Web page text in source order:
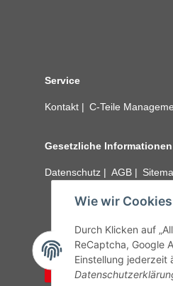
Wie wir
Durch Klicken auf
ReCaptcha, Google
Einstellung jederzeit
Service
Kontakt C-Teile
Gesetzliche Informationen
Datenschutz AGB
Vertrag widerrufen